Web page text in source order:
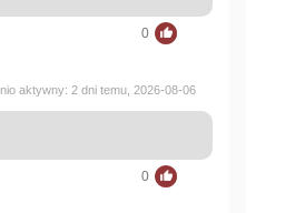
0
aktywny: 2 dni temu, 2026-08-06
0